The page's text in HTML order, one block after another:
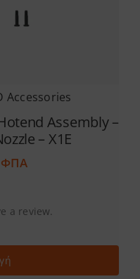
Accessories
Assembly –
– X1E
ΦΠΑ
a review.